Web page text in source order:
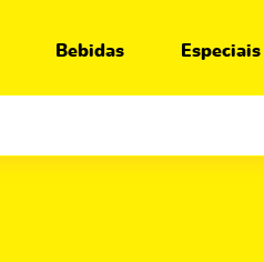
Bebidas Especiais